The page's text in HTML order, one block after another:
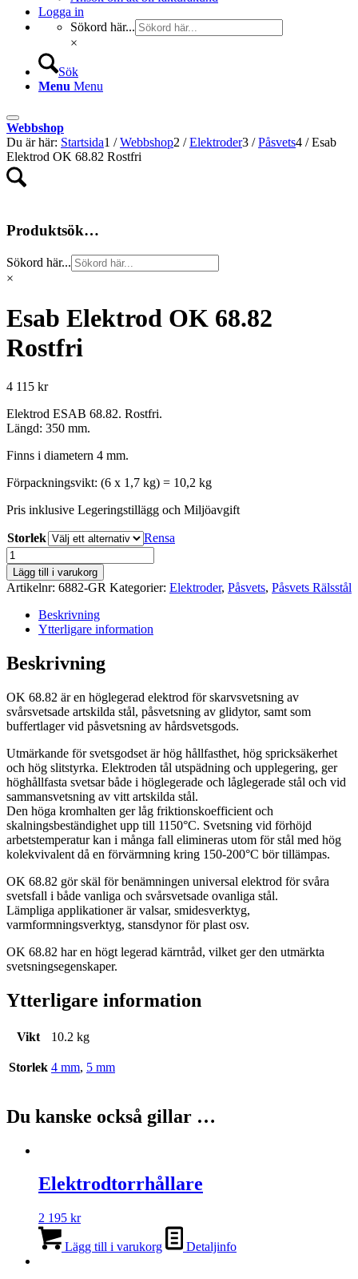
Logga in
Sökord här...
×
Sök
Menu Menu
Webbshop
Du är här: Startsida1 / Webbshop2 / Elektroder3 / Påsvets4 / Esab
Elektrod OK 68.82 Rostfri
Produktsök…
Sökord här...
×
Esab Elektrod OK 68.82
Rostfri
4 115 kr
Elektrod ESAB 68.82. Rostfri.
Längd: 350 mm.
Finns i diametern 4 mm.
Förpackningsvikt: (6 x 1,7 kg) = 10,2 kg
Pris inklusive Legeringstillägg och Miljöavgift
Storlek
Rensa
Esab
Elektrod
OK
68.82
Rostfri
mängd
Lägg till i varukorg
Artikelnr: 6882-GR Kategorier: Elektroder, Påsvets, Påsvets Rälsstål
Beskrivning
Ytterligare information
Beskrivning
OK 68.82 är en höglegerad elektrod för skarvsvetsning av
svårsvetsade artskilda stål, påsvetsning av glidytor, samt som
buffertlager vid påsvetsning av hårdsvetsgods.
Utmärkande för svetsgodset är hög hållfasthet, hög spricksäkerhet
och hög slitstyrka. Elektroden tål utspädning och upplegering, ger
höghållfasta svetsar både i höglegerade och låglegerade stål och vid
sammansvetsning av vitt artskilda stål.
Den höga kromhalten ger låg friktionskoefficient och
skalningsbeständighet upp till 1150°C. Svetsning vid förhöjd
arbetstemperatur kan i många fall elimineras utom för stål med hög
kolekvivalent då en förvärmning kring 150-200°C bör tillämpas.
OK 68.82 gör skäl för benämningen universal elektrod för svåra
svetsfall i både vanliga och svårsvetsade ovanliga stål.
Lämpliga applikationer är valsar, smidesverktyg,
varmformningsverktyg, stansdynor för plast osv.
OK 68.82 har en högt legerad kärntråd, vilket ger den utmärkta
svetsningsegenskaper.
Ytterligare information
Vikt 10.2 kg
Storlek 4 mm, 5 mm
Du kanske också gillar …
Elektrodtorrhållare
2 195 kr
Lägg till i varukorg Detaljinfo